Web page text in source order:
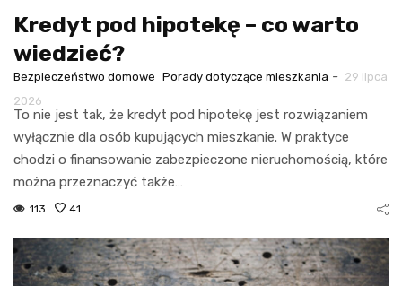
Kredyt pod hipotekę – co warto
wiedzieć?
Bezpieczeństwo domowe Porady dotyczące mieszkania - 29 lipca
2026
To nie jest tak, że kredyt pod hipotekę jest rozwiązaniem
wyłącznie dla osób kupujących mieszkanie. W praktyce
chodzi o finansowanie zabezpieczone nieruchomością, które
można przeznaczyć także…
113 41